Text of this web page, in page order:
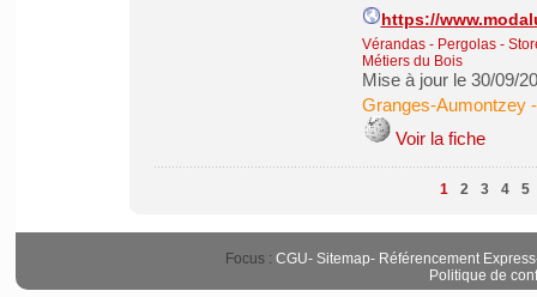
https://
Vérandas - Pergolas -
Métiers du Bois
Mise à jour le 30/09/
Granges-Aumontzey
Voir la fiche
1 2 3 4 5
Focus : CGU- Sitemap- Référencement Express
Politique de